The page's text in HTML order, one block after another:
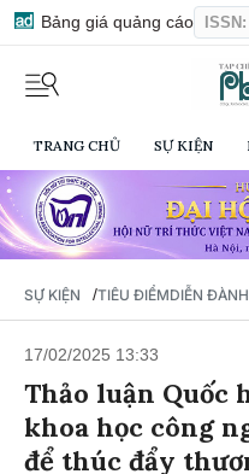
Bảng giá quảng cáo
TRANG CHỦ SỰ KIỆN
SỰ KIỆN /TIÊU ĐIỂMDIỄN ĐÀN
17/02/2025 13:33
Thảo luận Quốc
khoa học công
để thúc đẩy